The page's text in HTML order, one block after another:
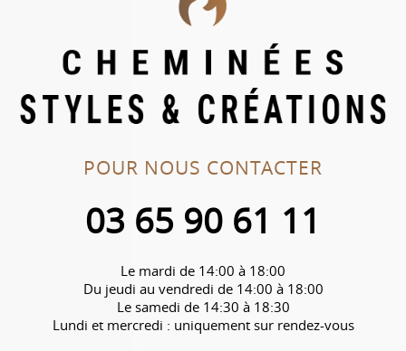
POUR NOUS CONTACTER
03 65 90 61 11
Le mardi de 14:00 à 18:00
Du jeudi au vendredi de 14:00 à 18:00
Le samedi de 14:30 à 18:30
Lundi et mercredi : uniquement sur rendez-vous